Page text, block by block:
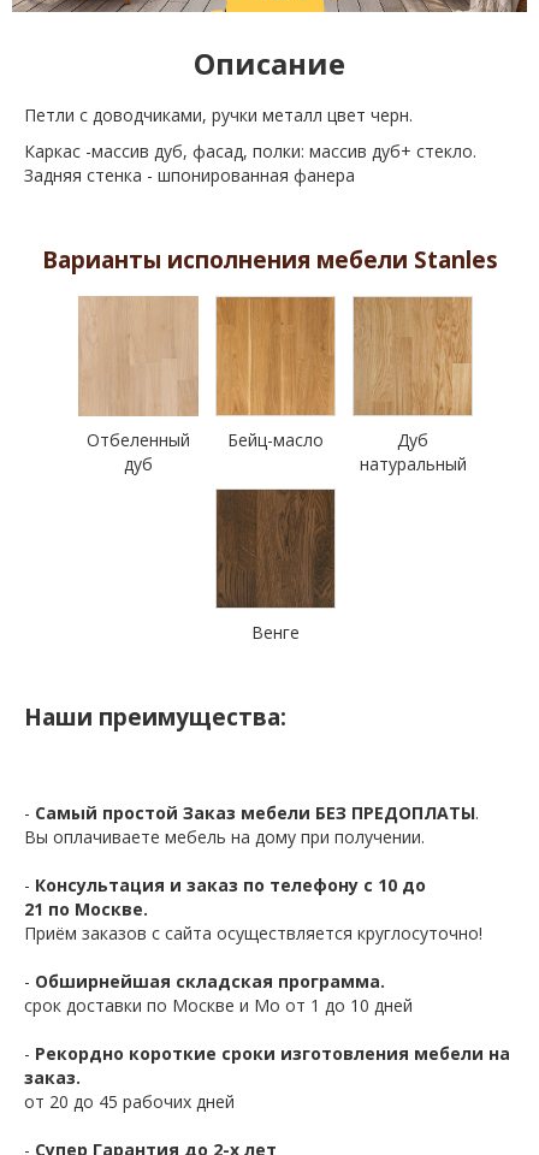
Описание
Петли с доводчиками, ручки металл цвет черн.
Каркас -массив дуб, фасад, полки: массив дуб+ стекло.
Задняя стенка - шпонированная фанера
Варианты исполнения мебели Stanles
Отбеленный
дуб
Бейц-масло
Дуб
натуральный
Венге
Наши преимущества:
- Самый простой Заказ мебели БЕЗ ПРЕДОПЛАТЫ.
Вы оплачиваете мебель на дому при получении.
- Консультация и заказ по телефону с 10 до
21 по Москве.
Приём заказов с сайта осуществляется круглосуточно!
- Обширнейшая складская программа.
срок доставки по Москве и Мо от 1 до 10 дней
- Рекордно короткие сроки изготовления мебели на
заказ.
от 20 до 45 рабочих дней
- Супер Гарантия до 2-х лет